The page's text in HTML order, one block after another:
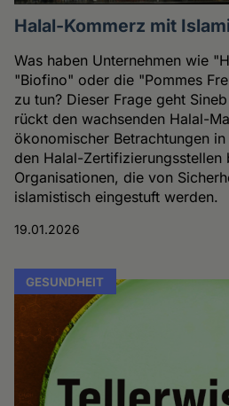
Halal-Kommerz mit
Was haben Unternehmen wie
"Biofino" oder die "Pommes
zu tun? Dieser Frage geht
rückt den wachsenden Halal-
ökonomischer Betrachtungen
den Halal-Zertifizierungsstellen
Organisationen, die von
islamistisch eingestuft werden.
19.01.2026
GESUNDHEIT